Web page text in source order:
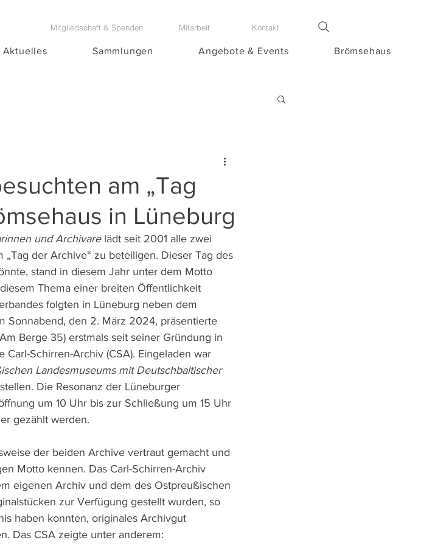
Mitarbeit Kontakt
Aktuelles Sammlungen Angebote & Events Brömsehaus
Mitgliedschaft & Spenden
am „Tag
in Lüneburg
und Archivare lädt seit 2001 alle zwei
der Archive“ zu beteiligen. Dieser Tag des
stand in diesem Jahr unter dem Motto
Thema einer breiten Öffentlichkeit
folgten in Lüneburg neben dem
Sonnabend, den 2. März 2024, präsentierte
Berge 35) erstmals seit seiner Gründung in
Schirren-Archiv (CSA). Eingeladen war
Landesmuseums mit Deutschbaltischer
Die Resonanz der Lüneburger
um 10 Uhr bis zur Schließung um 15 Uhr
gezählt werden.
der beiden Archive vertraut gemacht und
Motto kennen. Das Carl-Schirren-Archiv
eigenen Archiv und dem des Ostpreußischen
zur Verfügung gestellt wurden, so
haben konnten, originales Archivgut
Das CSA zeigte unter anderem: